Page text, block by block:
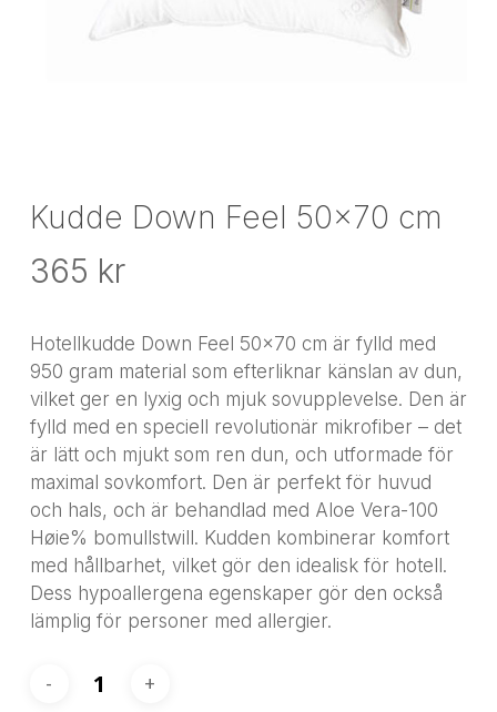
Kudde Down Feel 50×70 cm
365 kr
Hotellkudde Down Feel 50×70 cm är fylld med
950 gram material som efterliknar känslan av dun,
vilket ger en lyxig och mjuk sovupplevelse. Den är
fylld med en speciell revolutionär mikrofiber – det
är lätt och mjukt som ren dun, och utformade för
maximal sovkomfort. Den är perfekt för huvud
och hals, och är behandlad med Aloe Vera-100
Høie% bomullstwill. Kudden kombinerar komfort
med hållbarhet, vilket gör den idealisk för hotell.
Dess hypoallergena egenskaper gör den också
lämplig för personer med allergier.